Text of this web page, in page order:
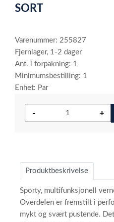
1
SORT
Varenummer: 255827
Fjernlager, 1-2 dager
Ant. i forpakning: 1
Minimumsbestilling: 1
Enhet: Par
Produktbeskrivelse
Sporty, multifunksjonell
Overdelen er fremstilt i
mykt og svært pustende.